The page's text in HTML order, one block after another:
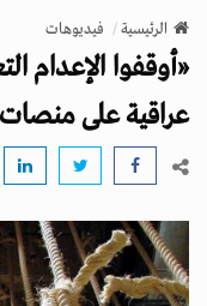
v
g
a
n
الرئيسية فيديوهات
«أوقفوا الإعـدام
عراقية على